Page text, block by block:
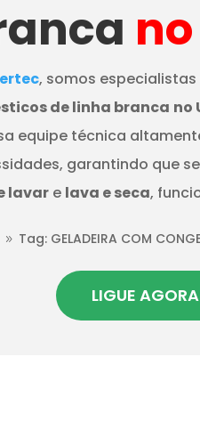
, somos especialistas
de linha branca no
equipe técnica
garantindo que
lavare lava e seca,
9 Tag: GELADEIRA COM
LIGUE